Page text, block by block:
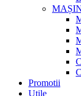
Promotii
Utile